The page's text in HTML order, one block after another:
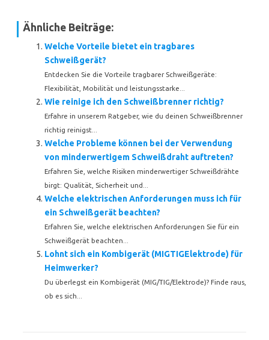
Ähnliche Beiträge:
Welche Vorteile bietet ein tragbares
Schweißgerät?
Entdecken Sie die Vorteile tragbarer Schweißgeräte:
Flexibilität, Mobilität und leistungsstarke...
Wie reinige ich den Schweißbrenner richtig?
Erfahre in unserem Ratgeber, wie du deinen Schweißbrenner
richtig reinigst...
Welche Probleme können bei der Verwendung
von minderwertigem Schweißdraht auftreten?
Erfahren Sie, welche Risiken minderwertiger Schweißdrähte
birgt: Qualität, Sicherheit und...
Welche elektrischen Anforderungen muss ich für
ein Schweißgerät beachten?
Erfahren Sie, welche elektrischen Anforderungen Sie für ein
Schweißgerät beachten...
Lohnt sich ein Kombigerät (MIGTIGElektrode) für
Heimwerker?
Du überlegst ein Kombigerät (MIG/TIG/Elektrode)? Finde raus,
ob es sich...